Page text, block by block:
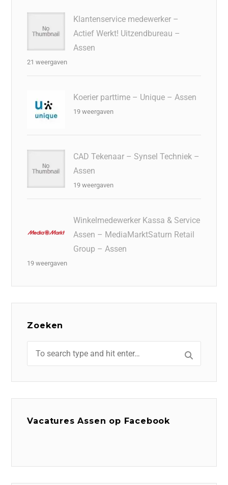
Klantenservice medewerker –
Actief Werkt! Uitzendbureau –
Assen
21 weergaven
Koerier parttime – Unique – Assen
19 weergaven
CAD Tekenaar – Synsel Techniek –
Assen
19 weergaven
Winkelmedewerker Kassa & Service
Assen – MediaMarktSaturn Retail
Group – Assen
19 weergaven
Zoeken
Vacatures Assen op Facebook